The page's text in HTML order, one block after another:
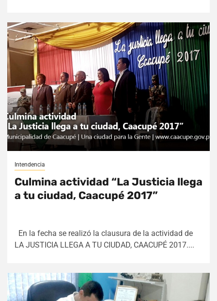
Intendencia
Culmina actividad “La Justicia llega
a tu ciudad, Caacupé 2017”
En la fecha se realizó la clausura de la actividad de
LA JUSTICIA LLEGA A TU CIUDAD, CAACUPÉ 2017....